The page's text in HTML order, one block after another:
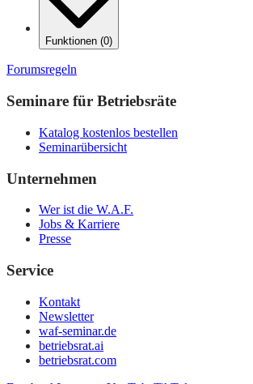
Funktionen (0)
Forumsregeln
Seminare für Betriebsräte
Katalog kostenlos bestellen
Seminarübersicht
Unternehmen
Wer ist die W.A.F.
Jobs & Karriere
Presse
Service
Kontakt
Newsletter
waf-seminar.de
betriebsrat.ai
betriebsrat.com